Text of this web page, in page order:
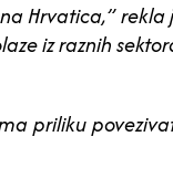
Hrvatica,” rekla
iz raznih
priliku